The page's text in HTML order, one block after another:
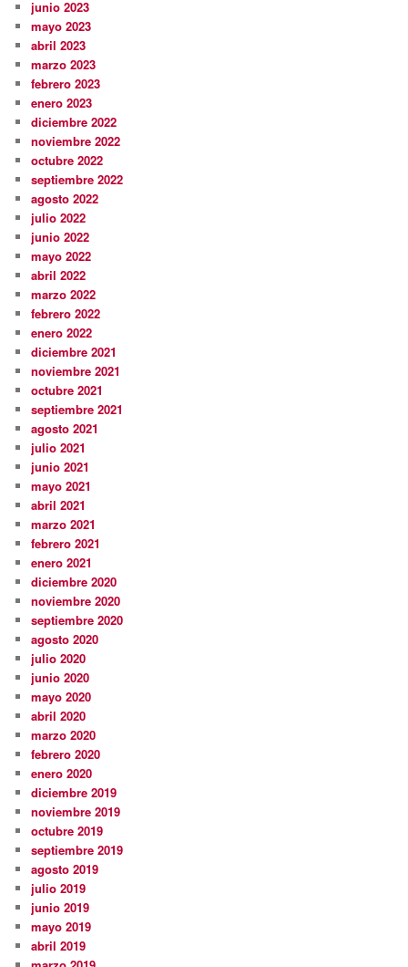
junio 2023
mayo 2023
abril 2023
marzo 2023
febrero 2023
enero 2023
diciembre 2022
noviembre 2022
octubre 2022
septiembre 2022
agosto 2022
julio 2022
junio 2022
mayo 2022
abril 2022
marzo 2022
febrero 2022
enero 2022
diciembre 2021
noviembre 2021
octubre 2021
septiembre 2021
agosto 2021
julio 2021
junio 2021
mayo 2021
abril 2021
marzo 2021
febrero 2021
enero 2021
diciembre 2020
noviembre 2020
septiembre 2020
agosto 2020
julio 2020
junio 2020
mayo 2020
abril 2020
marzo 2020
febrero 2020
enero 2020
diciembre 2019
noviembre 2019
octubre 2019
septiembre 2019
agosto 2019
julio 2019
junio 2019
mayo 2019
abril 2019